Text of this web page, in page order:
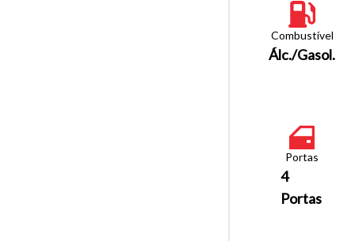
Combustível
Álc./Gasol.
Portas
4
Portas